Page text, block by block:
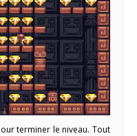
terminer le niveau. Tout